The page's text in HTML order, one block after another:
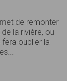
de remonter
la rivière, ou
oublier la